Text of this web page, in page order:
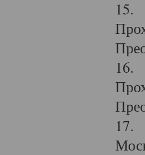
15.
16.
17.